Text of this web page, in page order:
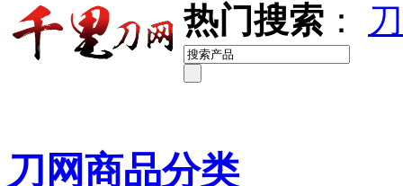
热门搜索 ：
刀网商品分类